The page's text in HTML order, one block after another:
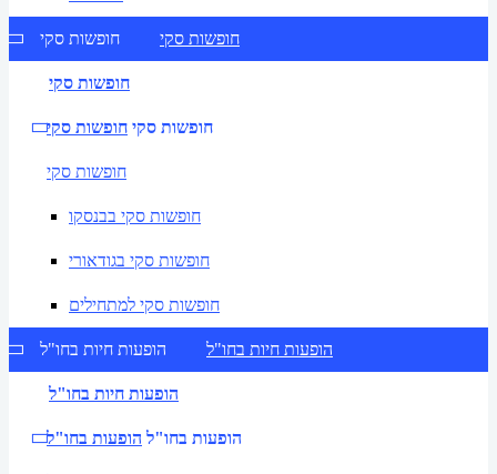
חופשות סקי חופשות סקי
חופשות סקי
חופשות סקי חופשות סקי
חופשות סקי
חופשות סקי בבנסקו
חופשות סקי בגודאורי
חופשות סקי למתחילים
הופעות חיות בחו"ל הופעות חיות בחו"ל
הופעות חיות בחו"ל
הופעות בחו"ל הופעות בחו"ל